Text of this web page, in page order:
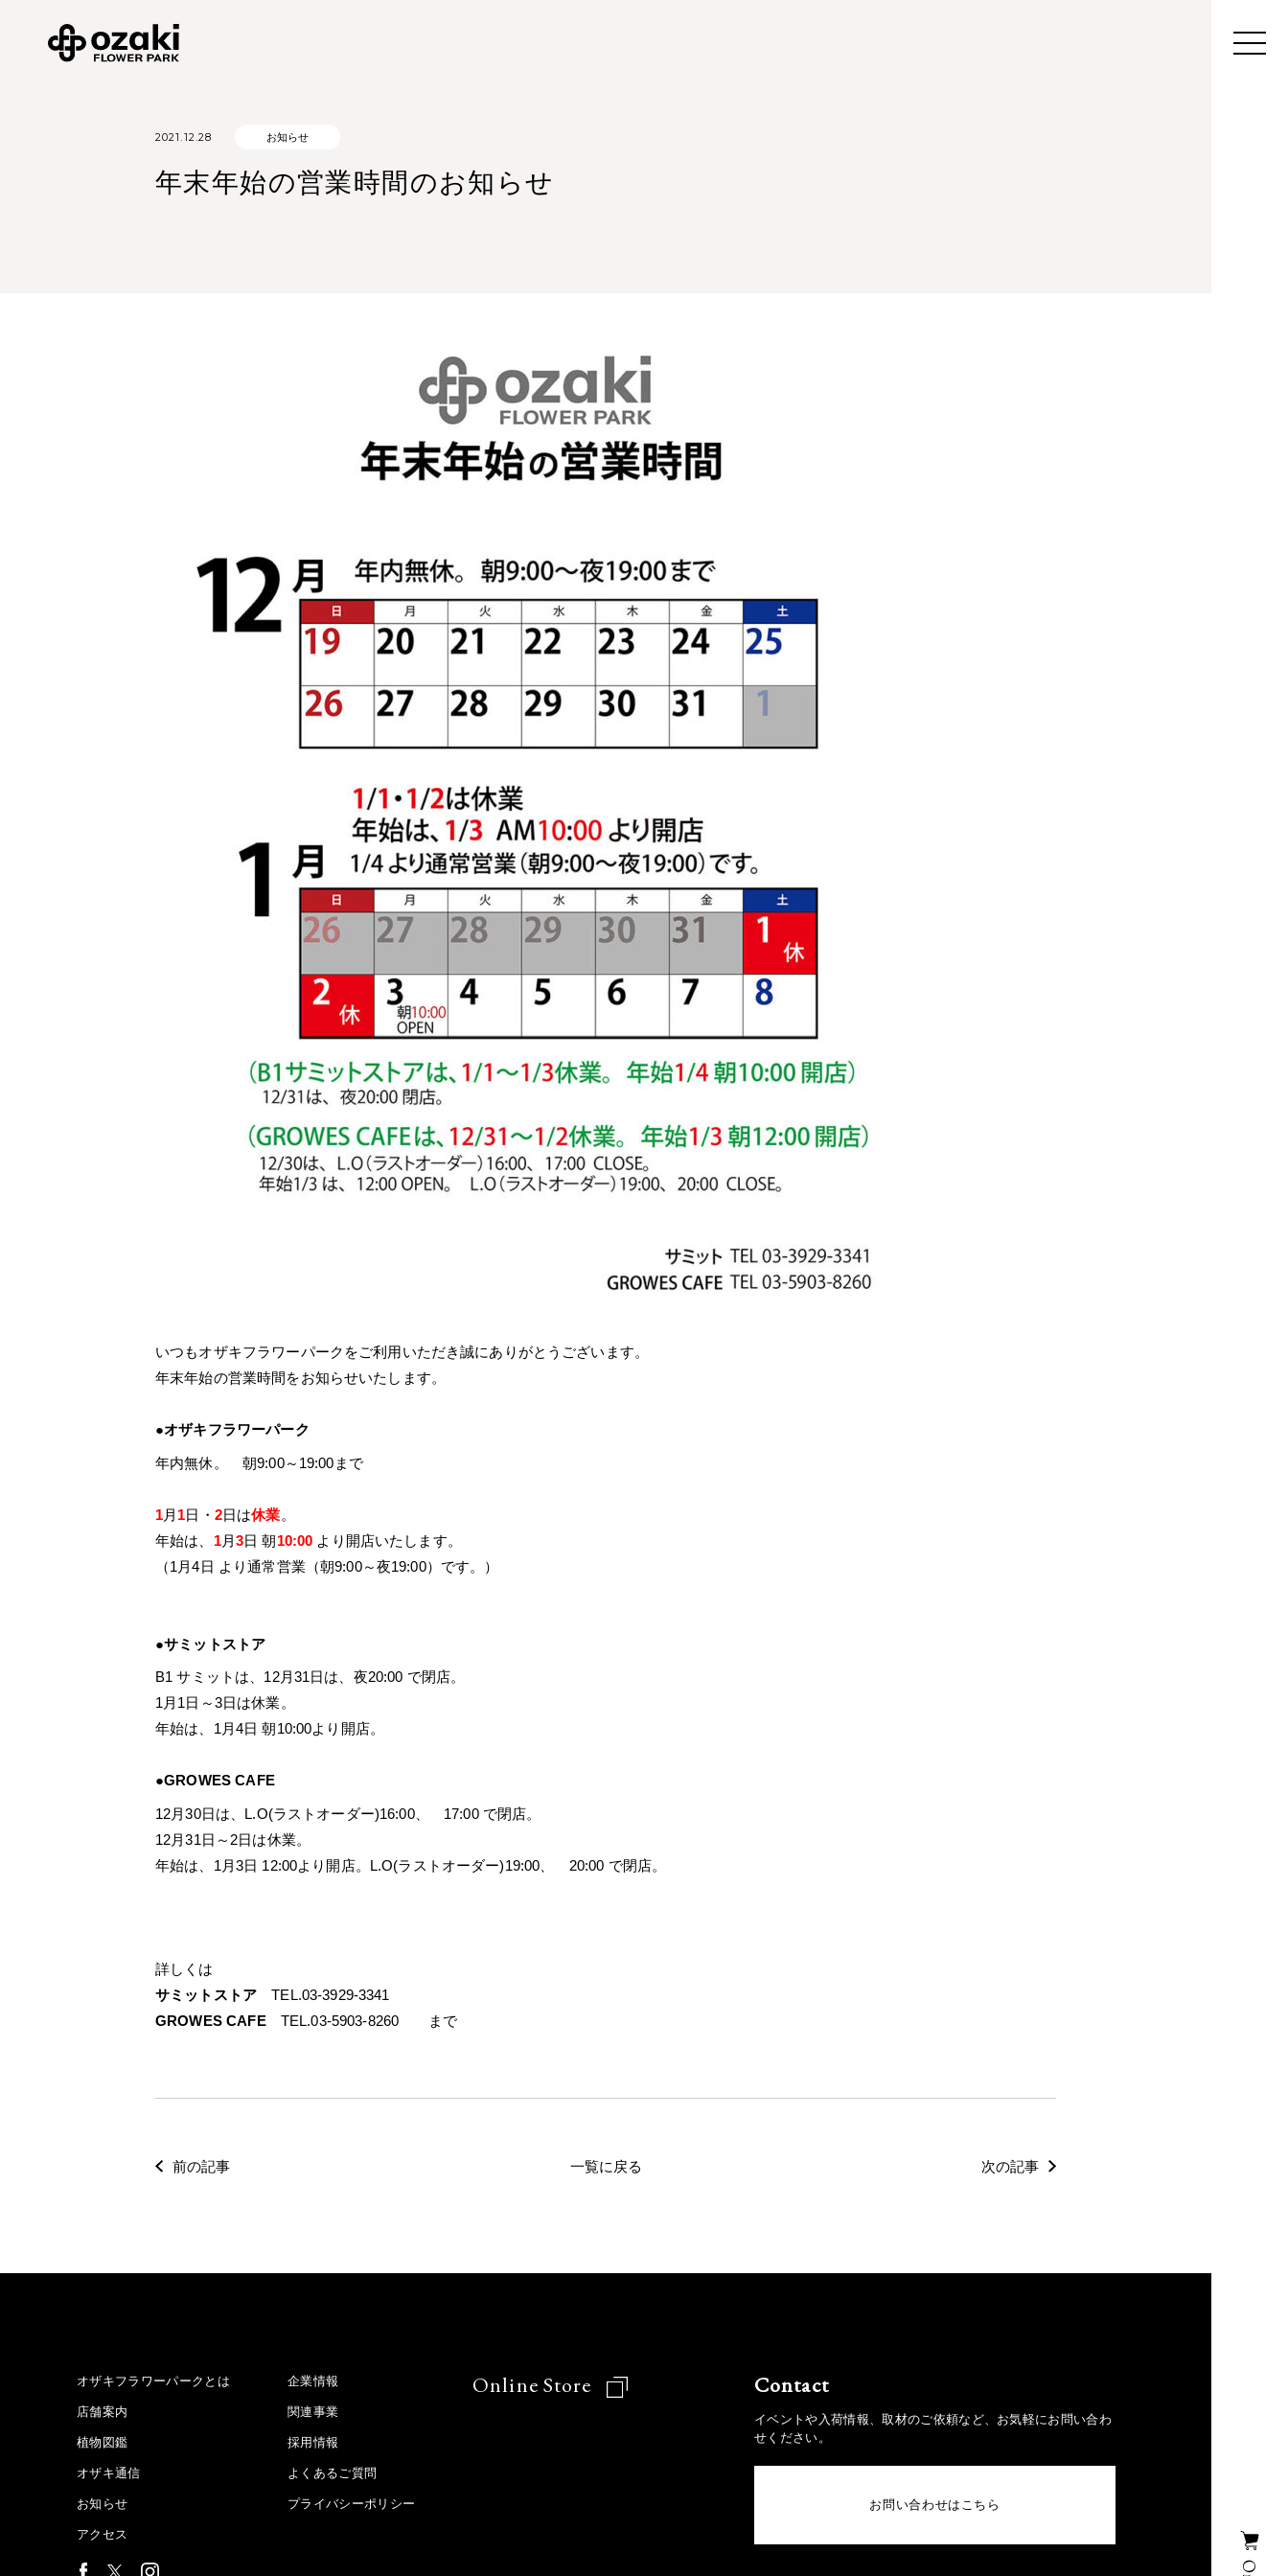
2021.12.28 お知らせ
年末年始の営業時間のお知らせ
いつもオザキフラワーパークをご利用いただき誠にありがとうございます。
年末年始の営業時間をお知らせいたします。
●オザキフラワーパーク
年内無休。 朝9:00～19:00まで
1月 1日・ 2日は休業。
年始は、 1月3日 朝10:00 より開店いたします。
（1月4日 より通常営業（朝9:00～夜19:00）です。）
●サミットストア
B1 サミットは、12月31日は、夜20:00 で閉店。
1月1日～3日は休業。
年始は、1月4日 朝10:00より開店。
●GROWES CAFE
12月30日は、L.O(ラストオーダー)16:00、 17:00 で閉店。
12月31日～2日は休業。
年始は、1月3日 12:00より開店。L.O(ラストオーダー)19:00、 20:00 で閉店。
詳しくは
サミットストア TEL.03-3929-3341
GROWES CAFETEL.03-5903-8260 まで
前の記事 一覧に戻る 次の記事
オザキフラワーパークとは
店舗案内
植物図鑑
オザキ通信
お知らせ
アクセス
企業情報
関連事業
採用情報
よくあるご質問
プライバシーポリシー
Online Store Contact
イベントや入荷情報、取材のご依頼など、お気軽にお問い合わ
せください。
お問い合わせはこちら